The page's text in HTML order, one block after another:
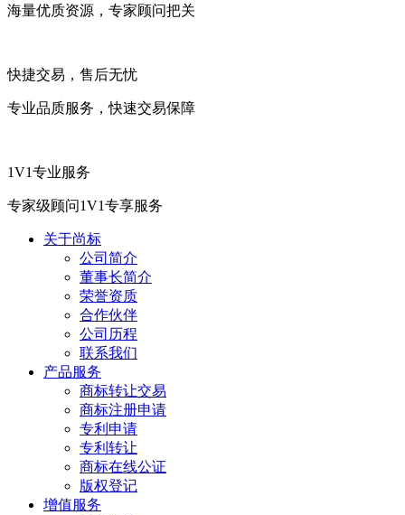
海量优质资源，专家顾问把关
快捷交易，售后无忧
专业品质服务，快速交易保障
1V1专业服务
专家级顾问1V1专享服务
关于尚标
公司简介
董事长简介
荣誉资质
合作伙伴
公司历程
联系我们
产品服务
商标转让交易
商标注册申请
专利申请
专利转让
商标在线公证
版权登记
增值服务